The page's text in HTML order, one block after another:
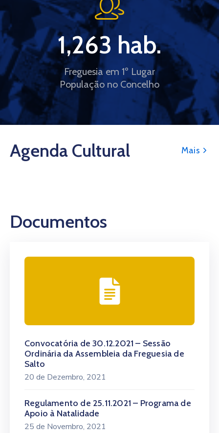
Freguesia em 1º Lugar
População no Concelho
1,263 hab.
Agenda Cultural Mais
Documentos
Convocatória de 30.12.2021 – Sessão
Ordinária da Assembleia da Freguesia de
Salto
20 de Dezembro, 2021
Regulamento de 25.11.2021 – Programa de
Apoio à Natalidade
25 de Novembro, 2021